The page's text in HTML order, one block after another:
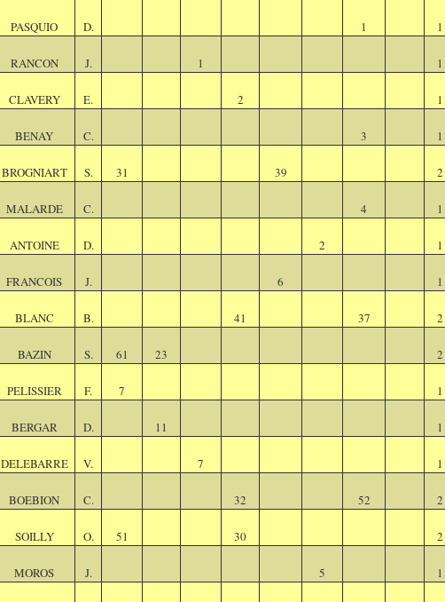
PASQUIO D. 1
1
RANCON J. 1
1
CLAVERY E. 2
1
BENAY C. 3
1
BROGNIART S. 31 39
2
MALARDE C. 4
1
ANTOINE D. 2
1
FRANCOIS J. 6
1
BLANC B. 41 37
2
BAZIN S. 61 23
2
PELISSIER F. 7
1
BERGAR D. 11
1
DELEBARRE V. 7
1
BOEBION C. 32 52
2
SOILLY O. 51 30
2
MOROS J. 5
1